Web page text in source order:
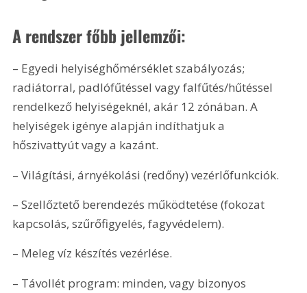
A rendszer főbb jellemzői:
– Egyedi helyiséghőmérséklet szabályozás;
radiátorral, padlófűtéssel vagy falfűtés/hűtéssel
rendelkező helyiségeknél, akár 12 zónában. A
helyiségek igénye alapján indíthatjuk a
hőszivattyút vagy a kazánt.
– Világítási, árnyékolási (redőny) vezérlőfunkciók.
– Szellőztető berendezés működtetése (fokozat
kapcsolás, szűrőfigyelés, fagyvédelem).
– Meleg víz készítés vezérlése.
– Távollét program: minden, vagy bizonyos